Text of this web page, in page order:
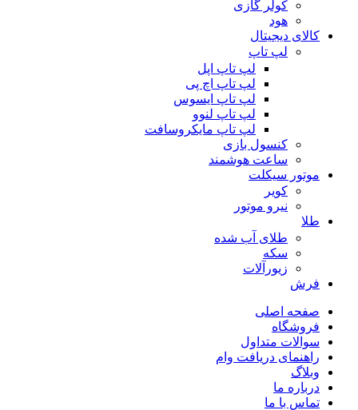
کولر گازی
هود
کالای دیجیتال
لپ تاپ
لپ تاپ اپل
لپ تاپ اچ پی
لپ تاپ ایسوس
لپ تاپ لنوو
لپ تاپ مایکروسافت
کنسول بازی
ساعت هوشمند
موتور سیکلت
کویر
نیرو موتور
طلا
طلای آب شده
سکه
زیورآلات
فرش
صفحه اصلی
فروشگاه
سوالات متداول
راهنمای دریافت وام
وبلاگ
درباره ما
تماس با ما